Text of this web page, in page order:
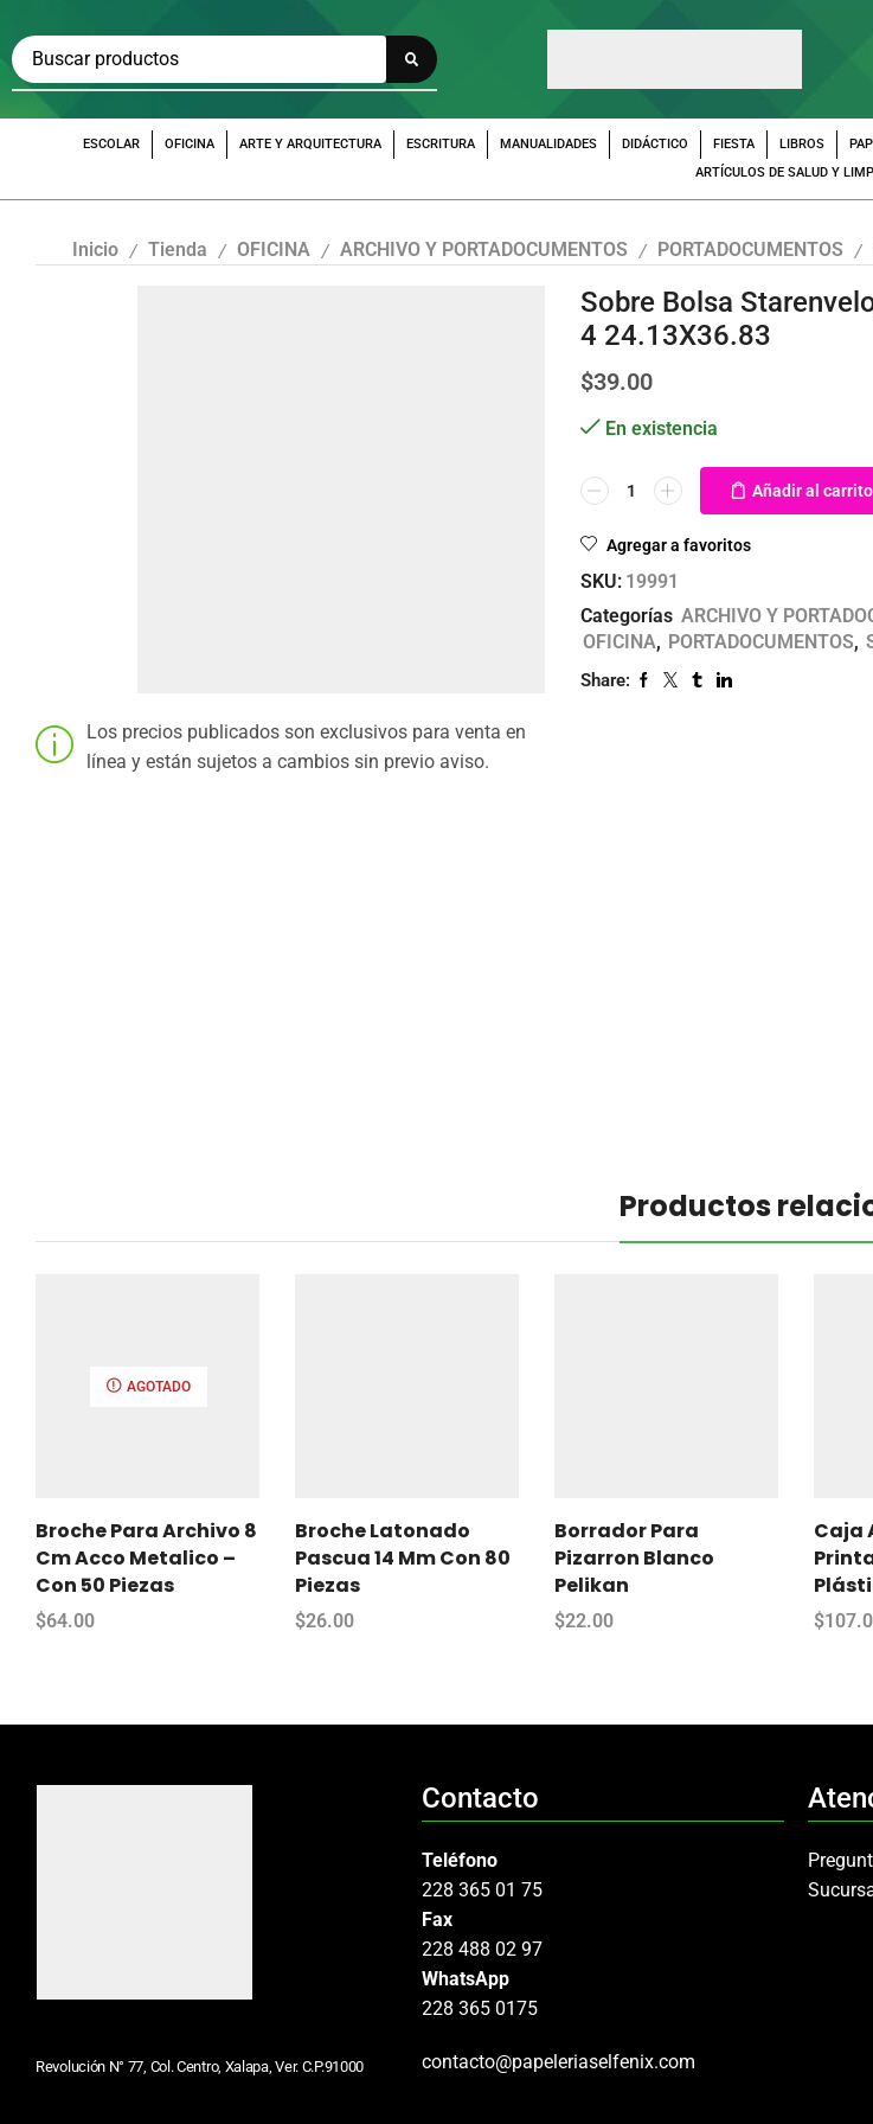
ESCOLAR OFICINA ARTE Y ARQUITECTURA ESCRITURA MANUALIDADES DIDÁCTICO FIESTA LIBROS
ARTÍCULOS DE SALUD Y
Inicio / Tienda / OFICINA / ARCHIVO Y PORTADOCUMENTOS / PORTADOCUMENTOS /
Los precios publicados son exclusivos para venta en
línea y están sujetos a cambios sin previo aviso.
Sobre Bolsa
4 24.13X36.83
$39.00
En existencia
Añadir al carrito
Agregar a favoritos
SKU: 19991
Categorías ARCHIVO Y
OFICINA, PORTADOCUMENTOS,
Share:
Productos
AGOTADO
Broche Para Archivo 8
Cm Acco Metalico –
Con 50 Piezas
$64.00
Broche Latonado
Pascua 14 Mm Con 80
Piezas
$26.00
Borrador Para
Pizarron Blanco
Pelikan
$22.00
Caja
$
Revolución N° 77, Col. Centro, Xalapa, Ver. C.P.91000
Contacto
Teléfono
228 365 01 75
Fax
228 488 02 97
WhatsApp
228 365 0175
contacto@papeleriaselfenix.com